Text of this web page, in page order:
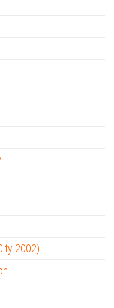
2002)